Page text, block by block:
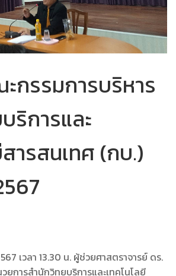
กรรมการบริหาร
ริการและ
สารสนเทศ (กบ.)
เวลา 13.30 น. ผู้ช่วยศาสตราจารย์ ดร.
ยการสำนักวิทยบริการและเทคโนโลยี